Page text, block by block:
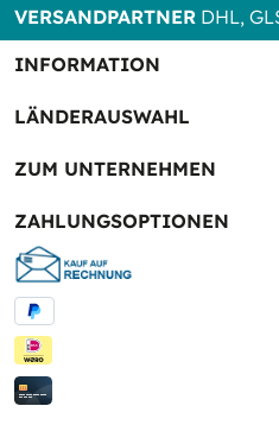
VERSANDPARTNER DHL,
INFORMATION
LÄNDERAUSWAHL
ZUM UNTERNEHMEN
ZAHLUNGSOPTIONEN